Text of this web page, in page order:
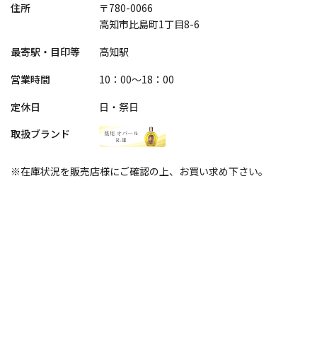
住所
〒780-0066
高知市比島町1丁目8-6
最寄駅・目印等
高知駅
営業時間
10：00～18：00
定休日
日・祭日
取扱ブランド
※在庫状況を販売店様にご確認の上、お買い求め下さい。